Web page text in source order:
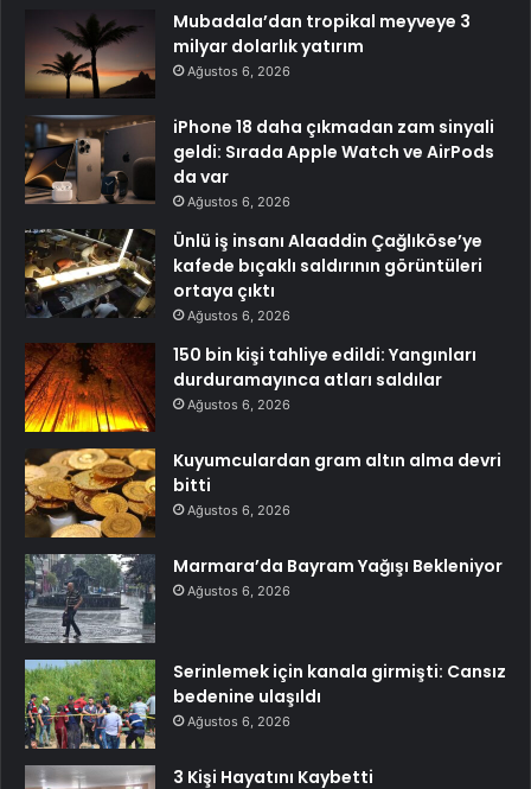
Mubadala’dan tropikal meyveye 3
milyar dolarlık yatırım
Ağustos 6, 2026
iPhone 18 daha çıkmadan zam sinyali
geldi: Sırada Apple Watch ve AirPods
da var
Ağustos 6, 2026
Ünlü iş insanı Alaaddin Çağlıköse’ye
kafede bıçaklı saldırının görüntüleri
ortaya çıktı
Ağustos 6, 2026
150 bin kişi tahliye edildi: Yangınları
durduramayınca atları saldılar
Ağustos 6, 2026
Kuyumculardan gram altın alma devri
bitti
Ağustos 6, 2026
Marmara’da Bayram Yağışı Bekleniyor
Ağustos 6, 2026
Serinlemek için kanala girmişti: Cansız
bedenine ulaşıldı
Ağustos 6, 2026
3 Kişi Hayatını Kaybetti